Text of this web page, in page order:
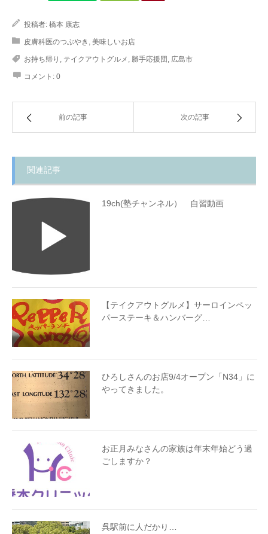
投稿者: 橋本 康志
皮膚科医のつぶやき , 美味しいお店
お持ち帰り , テイクアウトグルメ , 勝手応援団, 広島市
コメント: 0
前の記事 次の記事
関連記事
19ch(塾チャンネル） 自習動画
【テイクアウトグルメ】サーロインペッ
パーステーキ＆ハンバーグ…
ひろしさんのお店9/4オープン「N34」に
やってきました。
お正月みなさんの家族は年末年始どう過
ごしますか？
呉駅前に人だかり…